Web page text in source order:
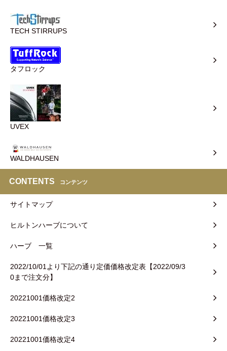
TECH STIRRUPS
タフロック
UVEX
WALDHAUSEN
CONTENTS コンテンツ
サイトマップ
ヒルトンハーブについて
ハーブ 一覧
2022/10/01より下記の通り定価価格改定表【2022/09/3
0まで注文分】
20221001価格改定2
20221001価格改定3
20221001価格改定4